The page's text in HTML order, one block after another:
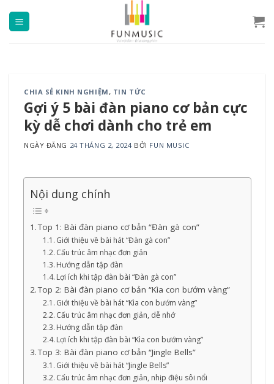
đến
CHIA SẺ KINH NGHIỆM, TIN TỨC
Gợi ý 5 bài đàn piano cơ bản cực
kỳ dễ chơi dành cho trẻ em
NGÀY ĐĂNG 24 THÁNG 2, 2024BỞI FUN MUSIC
Nội dung chính
Top 1: Bài đàn piano cơ bản “Đàn gà con”
Giới thiệu về bài hát “Đàn gà con”
Cấu trúc âm nhạc đơn giản
Hướng dẫn tập đàn
Lợi ích khi tập đàn bài “Đàn gà con”
Top 2: Bài đàn piano cơ bản “Kìa con bướm vàng”
Giới thiệu về bài hát “Kìa con bướm vàng”
Cấu trúc âm nhạc đơn giản, dễ nhớ
Hướng dẫn tập đàn
Lợi ích khi tập đàn bài “Kìa con bướm vàng”
Top 3: Bài đàn piano cơ bản “Jingle Bells”
Giới thiệu về bài hát “Jingle Bells”
Cấu trúc âm nhạc đơn giản, nhịp điệu sôi nổi